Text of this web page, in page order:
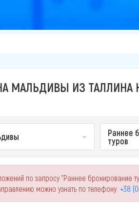
МАЛЬДИВЫ ИЗ ТАЛЛИНА
Раннее
туров
по запросу "Раннее бронирование
можно узнать по телефону: +38